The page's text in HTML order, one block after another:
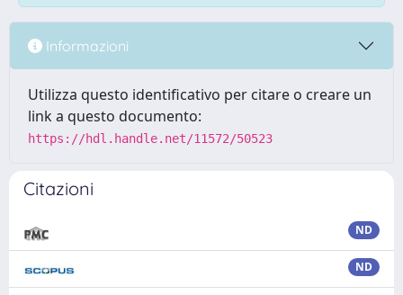
Informazioni
Utilizza questo identificativo per citare o creare un
link a questo documento:
https://hdl.handle.net/11572/50523
Citazioni
ND
ND